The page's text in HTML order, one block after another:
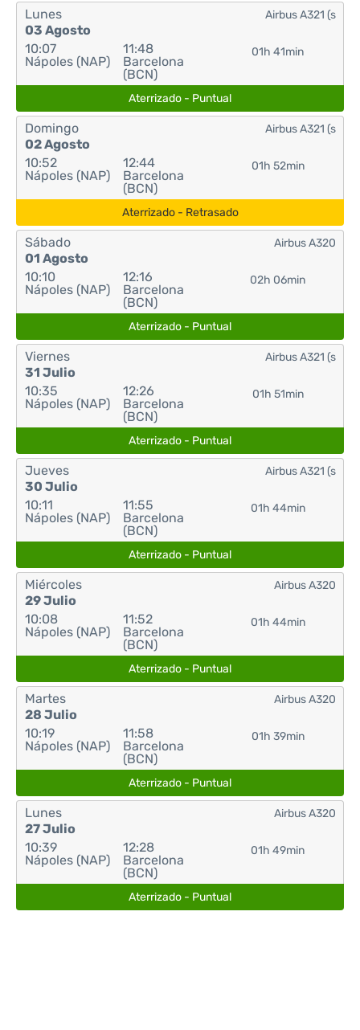
Lunes
03 Agosto
10:07
Nápoles (NAP)
11:48
Barcelona
(BCN)
01h 41min
Airbus A321 (s
Aterrizado - Puntual
Domingo
02 Agosto
10:52
Nápoles (NAP)
12:44
Barcelona
(BCN)
01h 52min
Airbus A321 (s
Aterrizado - Retrasado
Sábado
01 Agosto
10:10
Nápoles (NAP)
12:16
Barcelona
(BCN)
02h 06min
Airbus A320
Aterrizado - Puntual
Viernes
31 Julio
10:35
Nápoles (NAP)
12:26
Barcelona
(BCN)
01h 51min
Airbus A321 (s
Aterrizado - Puntual
Jueves
30 Julio
10:11
Nápoles (NAP)
11:55
Barcelona
(BCN)
01h 44min
Airbus A321 (s
Aterrizado - Puntual
Miércoles
29 Julio
10:08
Nápoles (NAP)
11:52
Barcelona
(BCN)
01h 44min
Airbus A320
Aterrizado - Puntual
Martes
28 Julio
10:19
Nápoles (NAP)
11:58
Barcelona
(BCN)
01h 39min
Airbus A320
Aterrizado - Puntual
Lunes
27 Julio
10:39
Nápoles (NAP)
12:28
Barcelona
(BCN)
01h 49min
Airbus A320
Aterrizado - Puntual